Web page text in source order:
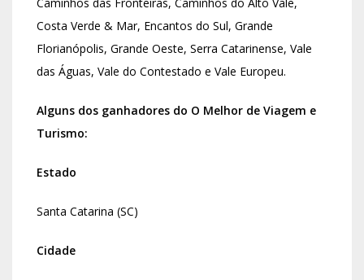
Costa Verde & Mar, Encantos do Sul, Grande
Florianópolis, Grande Oeste, Serra Catarinense, Vale
das Águas, Vale do Contestado e Vale Europeu.
Alguns dos ganhadores do O Melhor de Viagem e
Turismo:
Estado
Santa Catarina (SC)
Cidade